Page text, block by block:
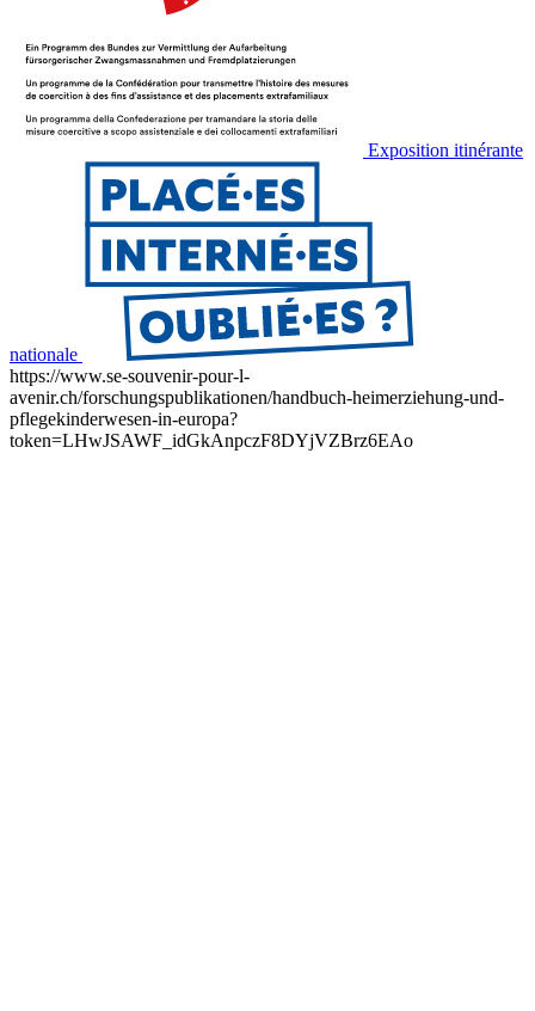
Exposition itinérante
nationale
https://www.se-souvenir-pour-l-
avenir.ch/forschungspublikationen/handbuch-heimerziehung-und-
pflegekinderwesen-in-europa?
token=LHwJSAWF_idGkAnpczF8DYjVZBrz6EAo